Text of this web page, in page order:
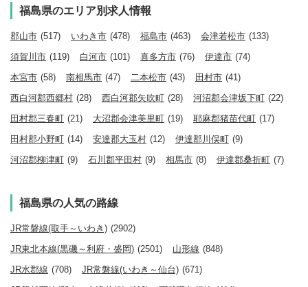
福島県のエリア別求人情報
郡山市 (517) いわき市 (478) 福島市 (463) 会津若松市 (133)
須賀川市 (119) 白河市 (101) 喜多方市 (76) 伊達市 (74)
本宮市 (58) 南相馬市 (47) 二本松市 (43) 田村市 (41)
西白河郡西郷村 (28) 西白河郡矢吹町 (28) 河沼郡会津坂下町 (22)
田村郡三春町 (21) 大沼郡会津美里町 (19) 耶麻郡猪苗代町 (17)
田村郡小野町 (14) 安達郡大玉村 (12) 伊達郡川俣町 (9)
河沼郡柳津町 (9) 石川郡平田村 (9) 相馬市 (8) 伊達郡桑折町 (7)
福島県の人気の路線
JR常磐線(取手～いわき) (2902)
JR東北本線(黒磯～利府・盛岡) (2501) 山形線 (848)
JR水郡線 (708) JR常磐線(いわき～仙台) (671)